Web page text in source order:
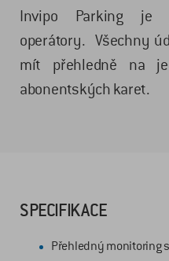
Invipo Parking je
operátory. Všechny
mít přehledně na
abonentských karet.
SPECIFIKACE
Přehledný monitoring